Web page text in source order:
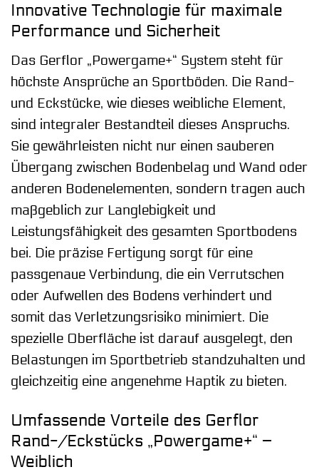
Innovative Technologie für maximale
Performance und Sicherheit
Das Gerflor „Powergame+“ System steht für
höchste Ansprüche an Sportböden. Die Rand-
und Eckstücke, wie dieses weibliche Element,
sind integraler Bestandteil dieses Anspruchs.
Sie gewährleisten nicht nur einen sauberen
Übergang zwischen Bodenbelag und Wand oder
anderen Bodenelementen, sondern tragen auch
maßgeblich zur Langlebigkeit und
Leistungsfähigkeit des gesamten Sportbodens
bei. Die präzise Fertigung sorgt für eine
passgenaue Verbindung, die ein Verrutschen
oder Aufwellen des Bodens verhindert und
somit das Verletzungsrisiko minimiert. Die
spezielle Oberfläche ist darauf ausgelegt, den
Belastungen im Sportbetrieb standzuhalten und
gleichzeitig eine angenehme Haptik zu bieten.
Umfassende Vorteile des Gerflor
Rand-/Eckstücks „Powergame+“ –
Weiblich